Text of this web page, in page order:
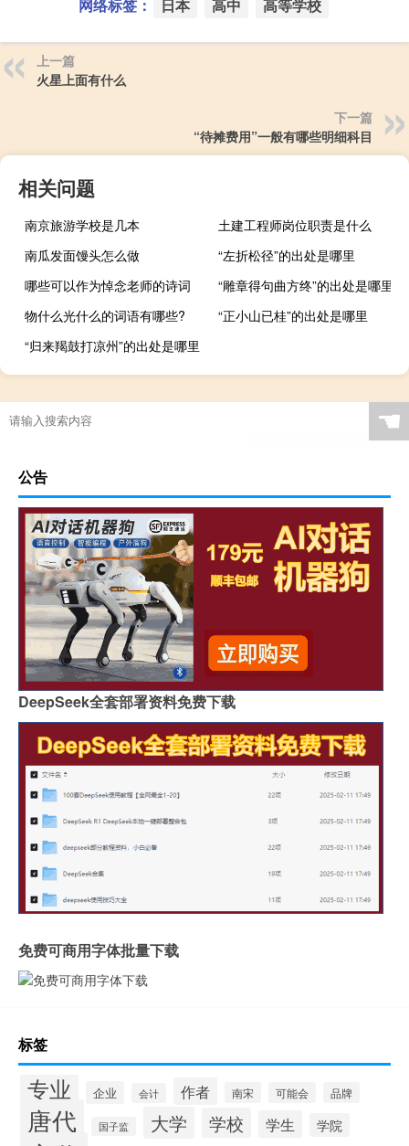
网络标签： 日本 高中 高等学校
上一篇
火星上面有什么
下一篇
“待摊费用”一般有哪些明细科目
相关问题
南京旅游学校是几本
土建工程师岗位职责是什么
南瓜发面馒头怎么做
“左折松径”的出处是哪里
哪些可以作为悼念老师的诗词
“雕章得句曲方终”的出处是哪里
物什么光什么的词语有哪些?
“正小山已桂”的出处是哪里
“归来羯鼓打凉州”的出处是哪里
☚
公告
DeepSeek全套部署资料免费下载
免费可商用字体批量下载
标签
专业 企业 会计 作者 南宋 可能会 品牌
唐代 国子监 大学 学校 学生 学院